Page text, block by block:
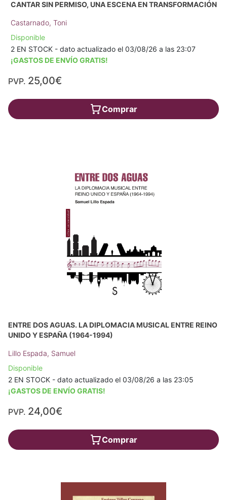
CANTAR SIN PERMISO, UNA ESCENA EN TRANSFORMACIÓN
Castarnado, Toni
Disponible
2 EN STOCK - dato actualizado el 03/08/26 a las 23:07
¡GASTOS DE ENVÍO GRATIS!
PVP. 25,00€
Comprar
ENTRE DOS AGUAS. LA DIPLOMACIA MUSICAL ENTRE REINO
UNIDO Y ESPAÑA (1964-1994)
Lillo Espada, Samuel
Disponible
2 EN STOCK - dato actualizado el 03/08/26 a las 23:05
¡GASTOS DE ENVÍO GRATIS!
PVP. 24,00€
Comprar